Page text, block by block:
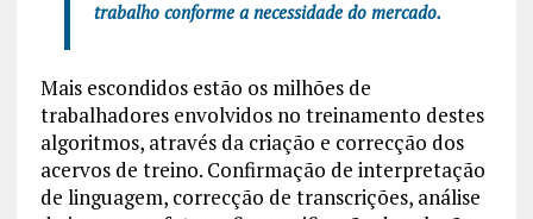
trabalho conforme a necessidade do mercado.
Mais escondidos estão os milhões de
trabalhadores envolvidos no treinamento destes
algoritmos, através da criação e correcção dos
acervos de treino. Confirmação de interpretação
de linguagem, correcção de transcrições, análise